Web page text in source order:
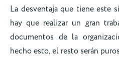
La desventaja que tiene este
hay que realizar un gran
documentos de la
hecho esto, el resto serán